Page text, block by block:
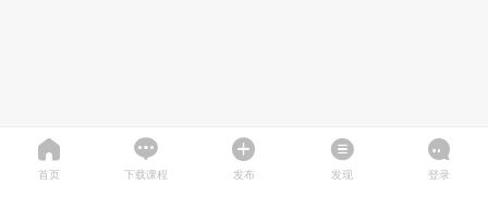
首页 下载课程 发布 发现 登录